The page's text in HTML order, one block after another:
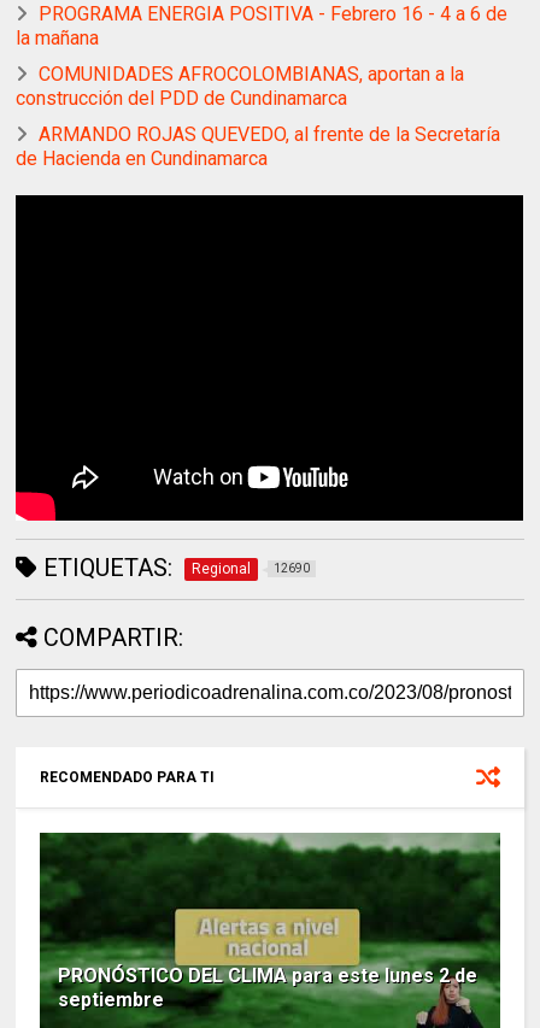
PROGRAMA ENERGIA POSITIVA - Febrero 16 - 4 a 6 de
la mañana
COMUNIDADES AFROCOLOMBIANAS, aportan a la
construcción del PDD de Cundinamarca
ARMANDO ROJAS QUEVEDO, al frente de la Secretaría
de Hacienda en Cundinamarca
ETIQUETAS: Regional 12690
COMPARTIR:
RECOMENDADO PARA TI
PRONÓSTICO DEL CLIMA para este lunes 2 de
septiembre